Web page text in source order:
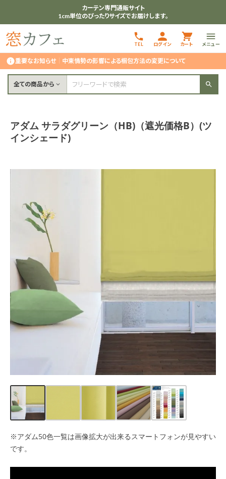
カーテン専門通販サイト
1cm単位のぴったりサイズでお届けします。
TEL ログイン カート メニュー
重要なお知らせ｜ 中東情勢の影響による梱包方法の変更について
全ての商品から
アダム サラダグリーン（HB)（遮光価格B）(ツ
インシェード)
※アダム50色一覧は画像拡大が出来るスマートフォンが見やすい
です。